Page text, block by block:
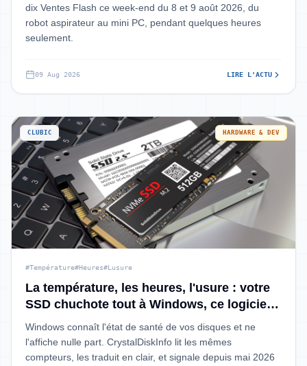
dix Ventes Flash ce week-end du 8 et 9 août 2026, du
robot aspirateur au mini PC, pendant quelques heures
seulement.
09 Aug 2026 LIRE L'ACTU
CLUBIC HARDWARE & DEV
#Température#Heures#Lusure
La température, les heures, l'usure : votre
SSD chuchote tout à Windows, ce logiciel
gratuit vous dit tout
Windows connaît l'état de santé de vos disques et ne
l'affiche nulle part. CrystalDiskInfo lit les mêmes
compteurs, les traduit en clair, et signale depuis mai 2026